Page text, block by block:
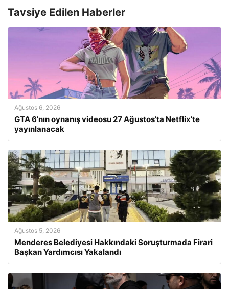
Tavsiye Edilen Haberler
Ağustos 6, 2026
GTA 6’nın oynanış videosu 27 Ağustos’ta Netflix’te
yayınlanacak
Ağustos 5, 2026
Menderes Belediyesi Hakkındaki Soruşturmada Firari
Başkan Yardımcısı Yakalandı